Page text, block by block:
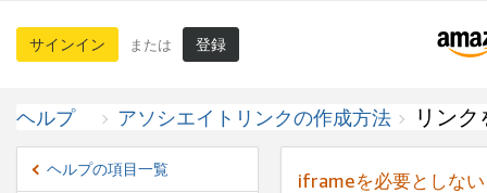
サインイン または 登録
ヘルプ アソシエイトリンクの作成方法 リン
ヘルプの項目一覧
iframeを必要としな